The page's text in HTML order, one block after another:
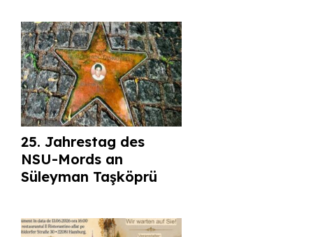
25. Jahrestag des
NSU-Mords an
Süleyman Taşköprü